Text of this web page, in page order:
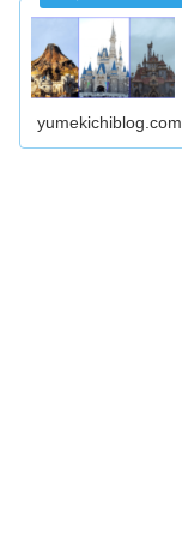
yumekichiblog.com